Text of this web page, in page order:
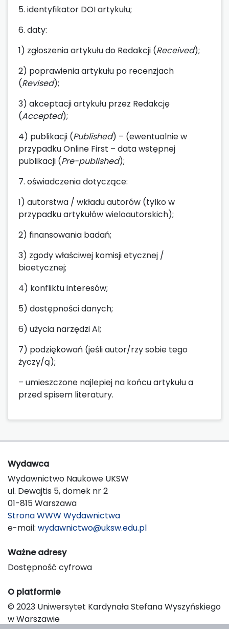
5. identyfikator DOI artykułu;
6. daty:
1) zgłoszenia artykułu do Redakcji (Received);
2) poprawienia artykułu po recenzjach
(Revised);
3) akceptacji artykułu przez Redakcję
(Accepted);
4) publikacji (Published) – (ewentualnie w
przypadku Online First – data wstępnej
publikacji (Pre-published);
7. oświadczenia dotyczące:
1) autorstwa / wkładu autorów (tylko w
przypadku artykułów wieloautorskich);
2) finansowania badań;
3) zgody właściwej komisji etycznej /
bioetycznej;
4) konfliktu interesów;
5) dostępności danych;
6) użycia narzędzi AI;
7) podziękowań (jeśli autor/rzy sobie tego
życzy/ą);
– umieszczone najlepiej na końcu artykułu a
przed spisem literatury.
Wydawca
Wydawnictwo Naukowe UKSW
ul. Dewajtis 5, domek nr 2
01-815 Warszawa
Strona WWW Wydawnictwa
e-mail: wydawnictwo@uksw.edu.pl
Ważne adresy
Dostępność cyfrowa
O platformie
© 2023 Uniwersytet Kardynała Stefana Wyszyńskiego
w Warszawie